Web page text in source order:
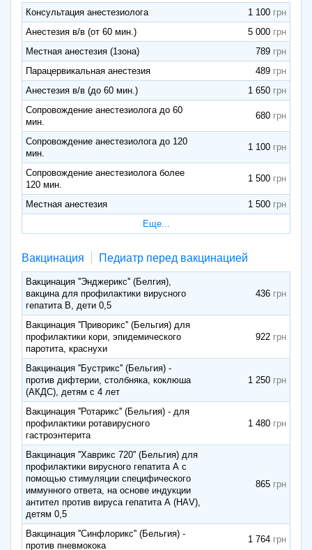
Консультация анестезиолога
1 100
Анестезия в/в (от 60 мин.)
5 000
Местная анестезия (1зона)
789
Парацервикальная анестезия
489
Анестезия в/в (до 60 мин.)
1 650
Сопровождение анестезиолога до 60
мин.
680
Сопровождение анестезиолога до 120
мин.
1 100
Сопровождение анестезиолога более
120 мин.
1 500
Местная анестезия
1 500
Еще...
Вакцинация Педиатр перед вакцинацией
Вакцинация ''Энджерикс'' (Белгия),
вакцина для профилактики вирусного
гепатита В, дети 0,5
436
Вакцинация ''Приворикс'' (Бельгия) для
профилактики кори, эпидемического
паротита, краснухи
922
Вакцинация ''Бустрикс'' (Бельгия) -
против дифтерии, столбняка, коклюша
(АКДС), детям с 4 лет
1 250
Вакцинация ''Ротарикс'' (Бельгия) - для
профилактики ротавирусного
гастроэнтерита
1 480
Вакцинация ''Хаврикс 720'' (Бельгия) для
профилактики вирусного гепатита А с
помощью стимуляции специфического
иммунного ответа, на основе индукции
антител против вируса гепатита А (НАV),
детям 0,5
865
Вакцинация ''Синфлорикс'' (Бельгия) -
против пневмокока
1 764